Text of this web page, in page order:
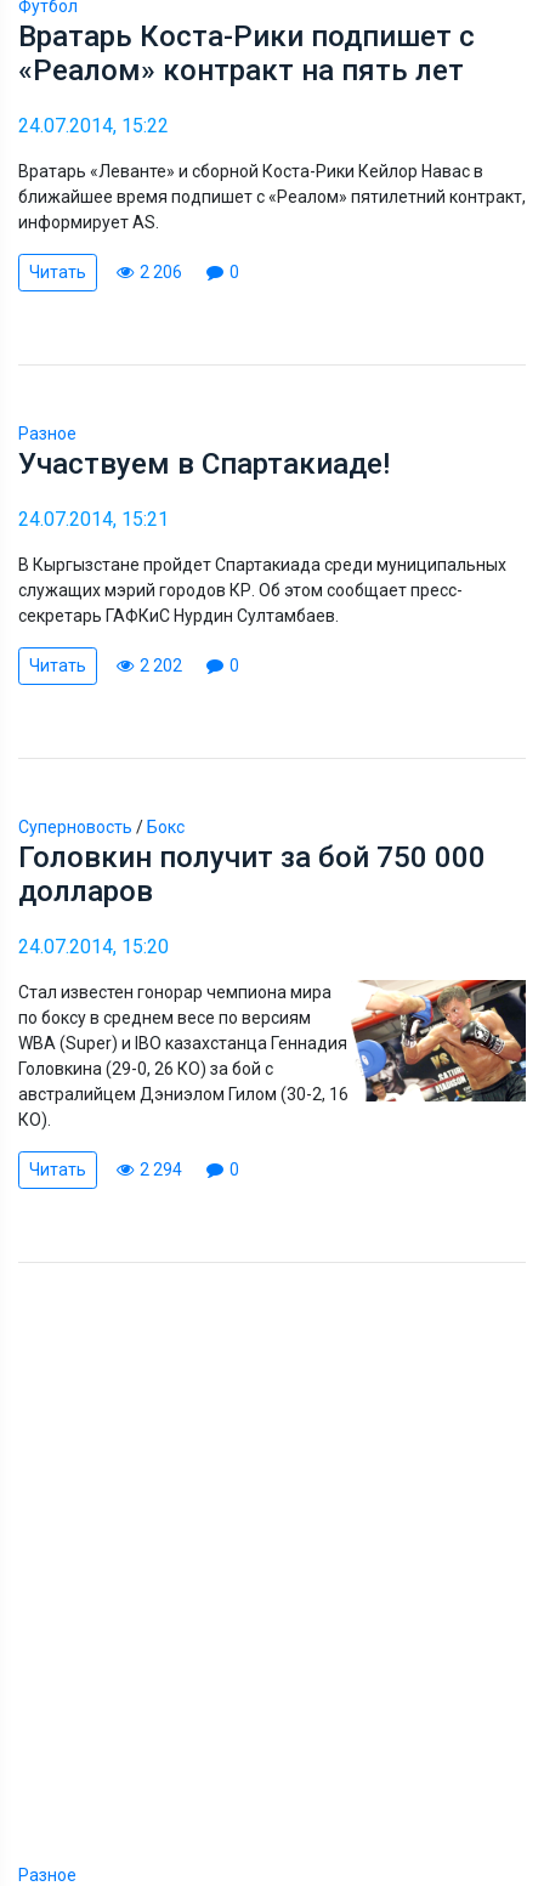
Футбол
Вратарь Коста-Рики подпишет с
«Реалом» контракт на пять лет
24.07.2014, 15:22
Вратарь «Леванте» и сборной Коста-Рики Кейлор Навас в
ближайшее время подпишет с «Реалом» пятилетний контракт,
информирует AS.
Читать 2 206 0
Разное
Участвуем в Спартакиаде!
24.07.2014, 15:21
В Кыргызстане пройдет Спартакиада среди муниципальных
служащих мэрий городов КР. Об этом сообщает пресс-
секретарь ГАФКиС Нурдин Султамбаев.
Читать 2 202 0
Суперновость / Бокс
Головкин получит за бой 750 000
долларов
24.07.2014, 15:20
Стал известен гонорар чемпиона мира
по боксу в среднем весе по версиям
WBA (Super) и IBO казахстанца Геннадия
Головкина (29-0, 26 КО) за бой с
австралийцем Дэниэлом Гилом (30-2, 16
КО).
Читать 2 294 0
Разное